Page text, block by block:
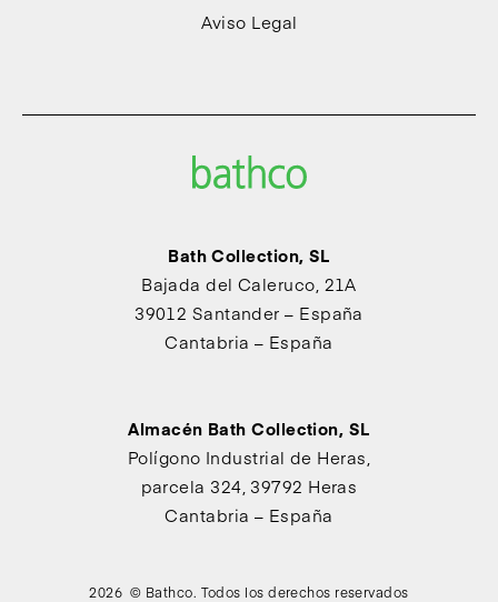
Aviso Legal
Bath Collection, SL
Bajada del Caleruco, 21A
39012 Santander – España
Cantabria – España
Almacén Bath Collection, SL
Polígono Industrial de Heras,
parcela 324, 39792 Heras
Cantabria – España
2026 © Bathco. Todos los derechos reservados